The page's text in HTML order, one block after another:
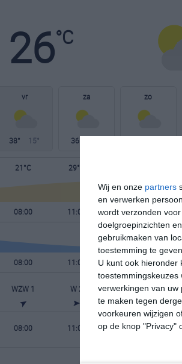
Wij en onze partners
en verwerken
wordt verzonden
doelgroepinzichten
gebruikmaken van
toestemming te
U kunt ook hieronder
toestemmingskeuzes
verwerkingen van uw
te maken tegen
voorkeuren wijzigen
op de knop "Privacy"
26°C
vr
38° 15°
za
36°
zo
21°C 29°C
08:00 11:00 14:00
08:00 11:00 14:00
WZW 1 W 2 WZW 2
08:00 11:00 14:00